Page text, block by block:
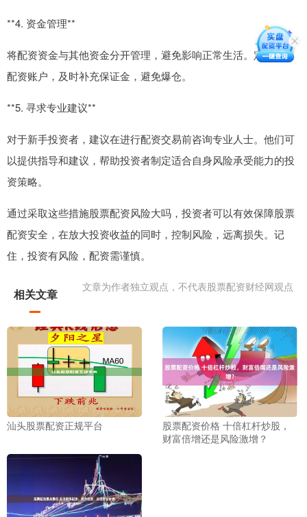
**4. 资金管理**
将配资资金与其他资金分开管理，避免影响正常生活。定期检查
配资账户，及时补充保证金，避免爆仓。
**5. 寻求专业建议**
对于新手投资者，建议在进行配资交易前咨询专业人士。他们可
以提供指导和建议，帮助投资者制定适合自身风险承受能力的投
资策略。
通过采取这些措施股票配资风险大吗，投资者可以有效保障股票
配资安全，在放大投资收益的同时，控制风险，远离损失。记
住，投资有风险，配资需谨慎。
文章为作者独立观点，不代表股票配资财经网观点
相关文章
汕头股票配资正规平台
股票配资价格 十倍杠杆炒股，
财富倍增还是风险激增？